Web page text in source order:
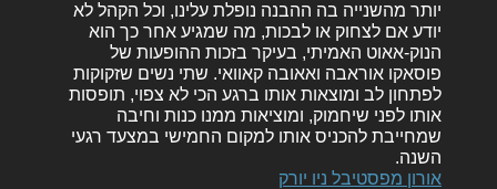
יותר מהשנייה בה ההבנה נופלת עלינו, וכל הקהל לא
יודע אם לצחוק או לבכות, מה שמגיע אחר כך הוא
הנוק-אאוט האמיתי, בעיקר בזכות ההופעות של
פוסאקו אוראבה ואאובה קאוואי. שתי נשים שזקוקות
לפתחון לב ומוצאות אותו ברגע הכי לא צפוי, תופסות
אותו לפני שיחמוק, ומוציאות ממנו כנות וחיבה
שמחייבת להכניס אותו למקום החמישי במצעד רגעי
השנה.
אורון מפסטיבל ניו יורק